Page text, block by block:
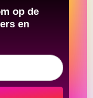
op de
en